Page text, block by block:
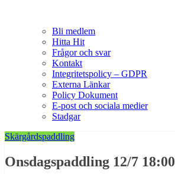
Bli medlem
Hitta Hit
Frågor och svar
Kontakt
Integritetspolicy – GDPR
Externa Länkar
Policy Dokument
E-post och sociala medier
Stadgar
Skärgårdspaddling
Onsdagspaddling 12/7 18:00